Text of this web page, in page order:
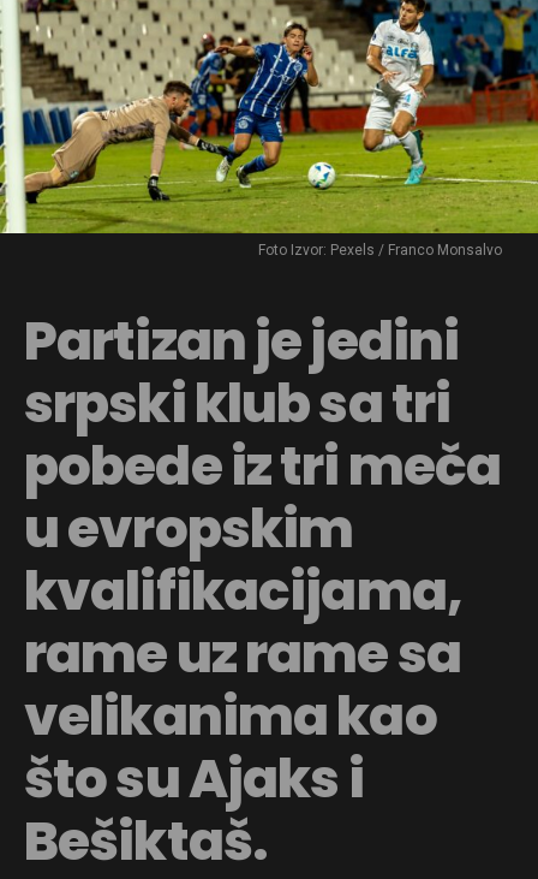
Foto Izvor: Pexels / Franco Monsalvo
Partizan je jedini
srpski klub sa tri
pobede iz tri meča
u evropskim
kvalifikacijama,
rame uz rame sa
velikanima kao
što su Ajaks i
Bešiktaš.